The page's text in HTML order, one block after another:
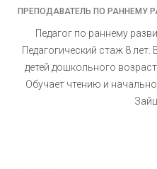
ПРЕПОДАВАТЕЛЬ ПО РАННЕМУ
Педагог по раннему
Педагогический стаж 8
детей дошкольного
Обучает чтению и